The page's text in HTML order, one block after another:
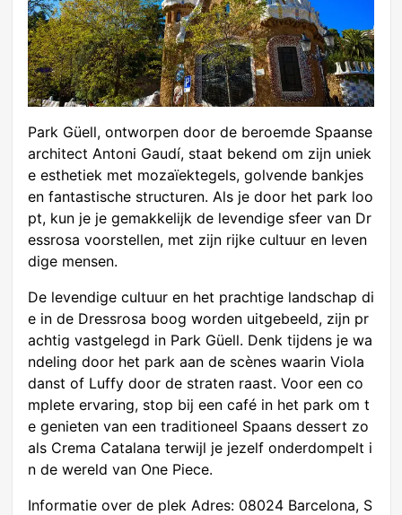
Park Güell, ontworpen door de beroemde Spaanse
architect Antoni Gaudí, staat bekend om zijn uniek
e esthetiek met mozaïektegels, golvende bankjes
en fantastische structuren. Als je door het park loo
pt, kun je je gemakkelijk de levendige sfeer van Dr
essrosa voorstellen, met zijn rijke cultuur en leven
dige mensen.
De levendige cultuur en het prachtige landschap di
e in de Dressrosa boog worden uitgebeeld, zijn pr
achtig vastgelegd in Park Güell. Denk tijdens je wa
ndeling door het park aan de scènes waarin Viola
danst of Luffy door de straten raast. Voor een co
mplete ervaring, stop bij een café in het park om t
e genieten van een traditioneel Spaans dessert zo
als Crema Catalana terwijl je jezelf onderdompelt i
n de wereld van One Piece.
Informatie over de plek Adres: 08024 Barcelona, S